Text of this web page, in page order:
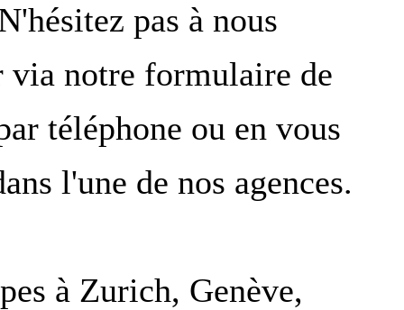
pas à nous
via notre formulaire de
téléphone ou en vous
l'une de nos agences.
à Zurich, Genève,